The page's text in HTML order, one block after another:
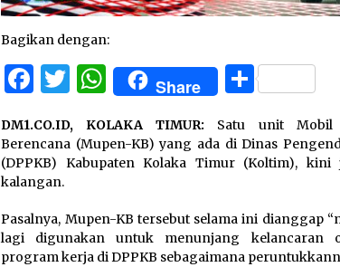
Bagikan dengan:
Facebook
Twitter
WhatsApp
Share Share
DM1.CO.ID, KOLAKA TIMUR: Satu unit Mobil
Berencana (Mupen-KB) yang ada di Dinas
(DPPKB) Kabupaten Kolaka Timur (Koltim),
kalangan.
Pasalnya, Mupen-KB tersebut selama ini dianggap
lagi digunakan untuk menunjang kelancaran
program kerja di DPPKB sebagaimana